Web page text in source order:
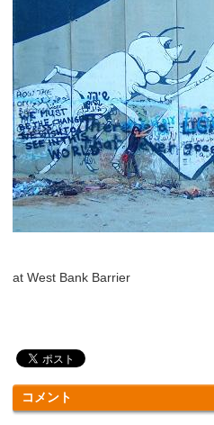
at West Bank Barrier
コメント